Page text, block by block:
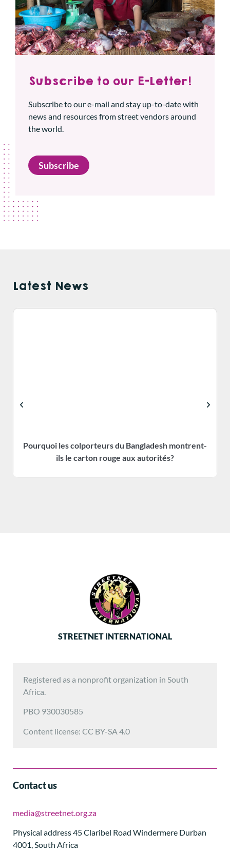
Subscribe to our E-Letter!
Subscribe to our e-mail and stay up-to-date with
news and resources from street vendors around
the world.
Subscribe
Latest News
Pourquoi les colporteurs du Bangladesh montrent-
ils le carton rouge aux autorités?
STREETNET INTERNATIONAL
Registered as a nonprofit organization in South
Africa.
PBO 930030585
Content license: CC BY-SA 4.0
Contact us
media@streetnet.org.za
Physical address 45 Claribel Road Windermere Durban
4001, South Africa